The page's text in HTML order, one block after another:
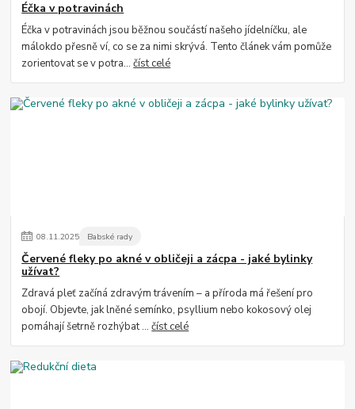
Éčka v potravinách
Éčka v potravinách jsou běžnou součástí našeho jídelníčku, ale
málokdo přesně ví, co se za nimi skrývá. Tento článek vám pomůže
zorientovat se v potra...číst celé
08.11.2025 Babské rady
Červené fleky po akné v obličeji a zácpa - jaké bylinky
užívat?
Zdravá pleť začíná zdravým trávením – a příroda má řešení pro
obojí. Objevte, jak lněné semínko, psyllium nebo kokosový olej
pomáhají šetrně rozhýbat ...číst celé